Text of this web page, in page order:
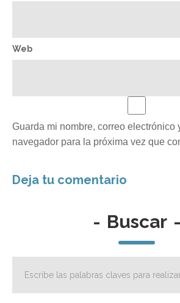
Web
Guarda mi nombre, correo electrónico
navegador para la próxima vez que
- Buscar -